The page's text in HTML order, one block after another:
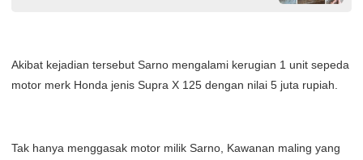
Akibat kejadian tersebut Sarno mengalami kerugian 1 unit sepeda
motor merk Honda jenis Supra X 125 dengan nilai 5 juta rupiah.
Tak hanya menggasak motor milik Sarno, Kawanan maling yang